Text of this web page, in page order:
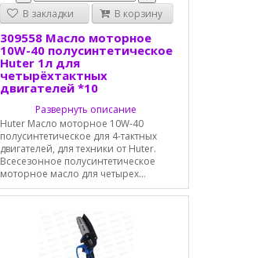
В закладки
В корзину
309558 Масло моторное
10W-40 полусинтетическое
Huter 1л для
четырёхтактных
двигателей *10
Развернуть описание
Huter Масло моторное 10W-40
полусинтетическое для 4-тактных
двигателей, для техники от Huter.
Всесезонное полусинтетическое
моторное масло для четырех...